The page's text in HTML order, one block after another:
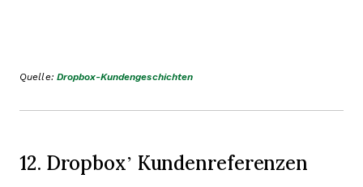
Quelle: Dropbox-Kundengeschichten
12. Dropbox’ Kundenreferenzen